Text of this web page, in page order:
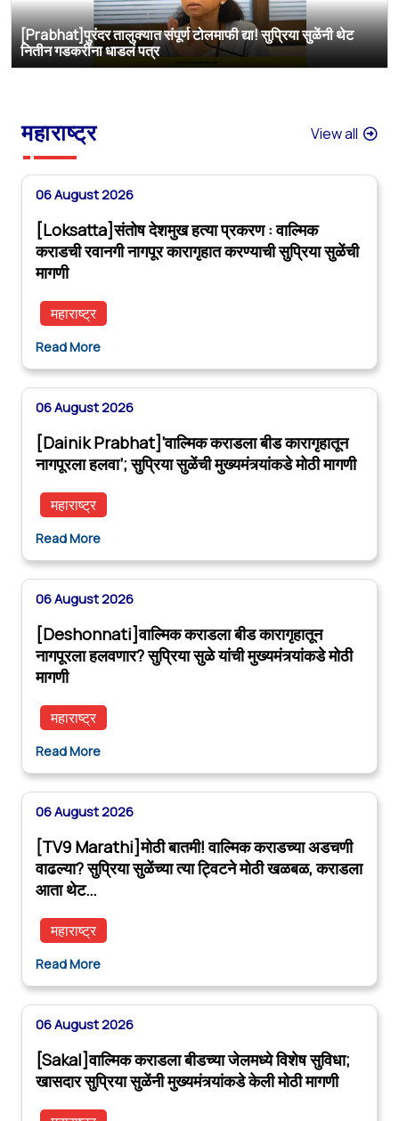
[Prabhat]पुरंदर तालुक्यात संपूर्ण टोलमाफी द्या! सुप्रिया सुळेंनी थेट
नितीन गडकरींना धाडलं पत्र
महाराष्ट्र View all
06 August 2026
[Loksatta]संतोष देशमुख हत्या प्रकरण : वाल्मिक
कराडची रवानगी नागपूर कारागृहात करण्याची सुप्रिया सुळेंची
मागणी
महाराष्ट्र
Read More
06 August 2026
[Dainik Prabhat]‘वाल्मिक कराडला बीड कारागृहातून
नागपूरला हलवा’; सुप्रिया सुळेंची मुख्यमंत्र्यांकडे मोठी मागणी
महाराष्ट्र
Read More
06 August 2026
[Deshonnati]वाल्मिक कराडला बीड कारागृहातून
नागपूरला हलवणार? सुप्रिया सुळे यांची मुख्यमंत्र्यांकडे मोठी
मागणी
महाराष्ट्र
Read More
06 August 2026
[TV9 Marathi]मोठी बातमी! वाल्मिक कराडच्या अडचणी
वाढल्या? सुप्रिया सुळेंच्या त्या ट्विटने मोठी खळबळ, कराडला
आता थेट…
महाराष्ट्र
Read More
06 August 2026
[Sakal]वाल्मिक कराडला बीडच्या जेलमध्ये विशेष सुविधा;
खासदार सुप्रिया सुळेंनी मुख्यमंत्र्यांकडे केली मोठी मागणी